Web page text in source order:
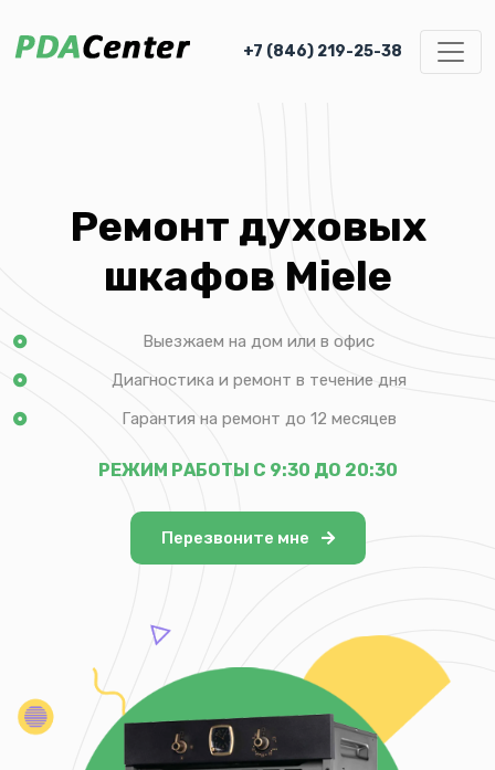
+7 (846) 219-25-38
Ремонт духовых
шкафов Miele
Выезжаем на дом или в офис
Диагностика и ремонт в течение дня
Гарантия на ремонт до 12 месяцев
РЕЖИМ РАБОТЫ С 9:30 ДО 20:30
Перезвоните мне